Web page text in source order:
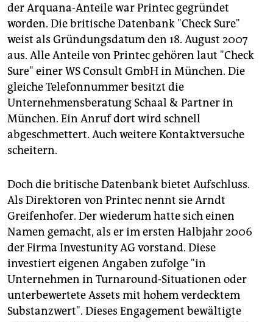
der Arquana-Anteile war Printec gegründet
worden. Die britische Datenbank "Check Sure"
weist als Gründungsdatum den 18. August 2007
aus. Alle Anteile von Printec gehören laut "Check
Sure" einer WS Consult GmbH in München. Die
gleiche Telefonnummer besitzt die
Unternehmensberatung Schaal & Partner in
München. Ein Anruf dort wird schnell
abgeschmettert. Auch weitere Kontaktversuche
scheitern.
Doch die britische Datenbank bietet Aufschluss.
Als Direktoren von Printec nennt sie Arndt
Greifenhofer. Der wiederum hatte sich einen
Namen gemacht, als er im ersten Halbjahr 2006
der Firma Investunity AG vorstand. Diese
investiert eigenen Angaben zufolge "in
Unternehmen in Turnaround-Situationen oder
unterbewertete Assets mit hohem verdecktem
Substanzwert". Dieses Engagement bewältigte